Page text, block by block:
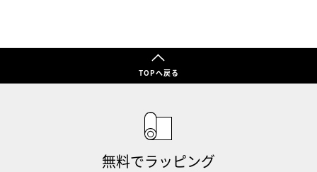
TOPへ戻る
無料でラッピング